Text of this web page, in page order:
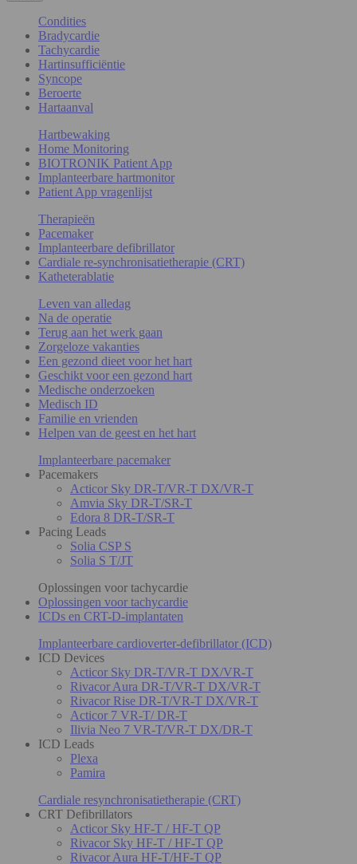
Condities
Bradycardie
Tachycardie
Hartinsufficiëntie
Syncope
Beroerte
Hartaanval
Hartbewaking
Home Monitoring
BIOTRONIK Patient App
Implanteerbare hartmonitor
Patient App vragenlijst
Therapieën
Pacemaker
Implanteerbare defibrillator
Cardiale re-synchronisatietherapie (CRT)
Katheterablatie
Leven van alledag
Na de operatie
Terug aan het werk gaan
Zorgeloze vakanties
Een gezond dieet voor het hart
Geschikt voor een gezond hart
Medische onderzoeken
Medisch ID
Familie en vrienden
Helpen van de geest en het hart
Implanteerbare pacemaker
Pacemakers
Acticor Sky DR-T/VR-T DX/VR-T
Amvia Sky DR-T/SR-T
Edora 8 DR-T/SR-T
Pacing Leads
Solia CSP S
Solia S T/JT
Oplossingen voor tachycardie
Oplossingen voor tachycardie
ICDs en CRT-D-implantaten
Implanteerbare cardioverter-defibrillator (ICD)
ICD Devices
Acticor Sky DR-T/VR-T DX/VR-T
Rivacor Aura DR-T/VR-T DX/VR-T
Rivacor Rise DR-T/VR-T DX/VR-T
Acticor 7 VR-T/ DR-T
Ilivia Neo 7 VR-T/VR-T DX/DR-T
ICD Leads
Plexa
Pamira
Cardiale resynchronisatietherapie (CRT)
CRT Defibrillators
Acticor Sky HF-T / HF-T QP
Rivacor Sky HF-T / HF-T QP
Rivacor Aura HF-T/HF-T QP